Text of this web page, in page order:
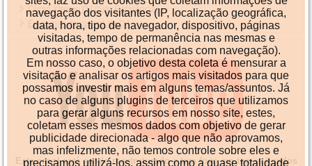
Curso Xtreme DJ (Site Referência)
Ex-alunos do cursos de DJ
Este canal está sendo reestruturado e tem foco em temas ligados
navegação dos visitantes (IP, localização geográfica,
data, hora, tipo de navegador, dispositivo, páginas
visitadas, tempo de permanência nas mesmas e
outras informações relacionadas com navegação).
Em nosso caso, o objetivo desta coleta é mensurar a
visitação e analisar os artigos mais visitados para que
possamos investir mais em alguns temas/assuntos. Já
no caso de alguns plugins de terceiros que utilizamos
para gerar alguns recursos em nosso site, estes,
coletam esses mesmos dados com objetivo de gerar
publicidade direcionada - algo que não aprovamos,
mas infelizmente, não temos controle sobre eles e
precisamos utilizá-los, assim como a quase totalidade